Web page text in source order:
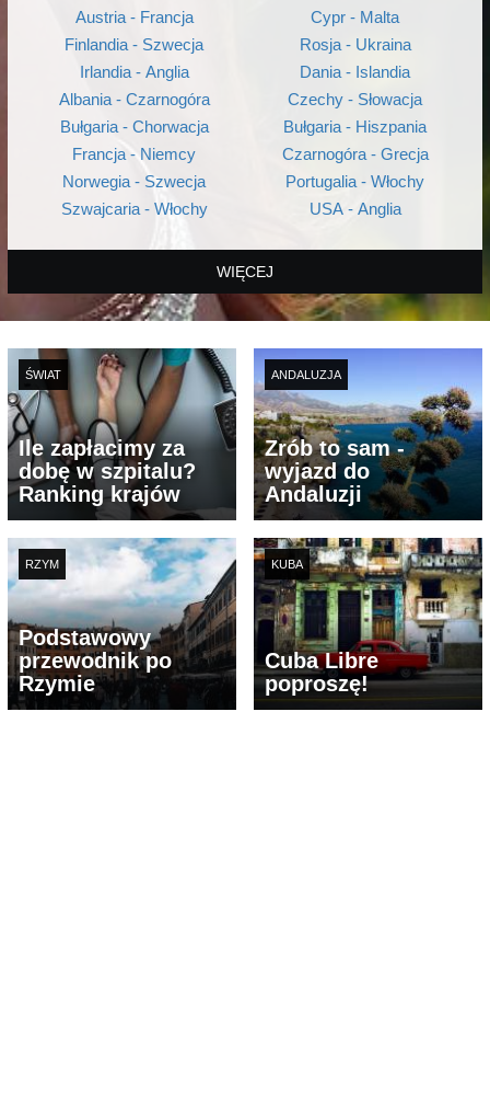
Austria - Francja
Finlandia - Szwecja
Irlandia - Anglia
Albania - Czarnogóra
Bułgaria - Chorwacja
Francja - Niemcy
Norwegia - Szwecja
Szwajcaria - Włochy
Cypr - Malta
Rosja - Ukraina
Dania - Islandia
Czechy - Słowacja
Bułgaria - Hiszpania
Czarnogóra - Grecja
Portugalia - Włochy
USA - Anglia
WIĘCEJ
ŚWIAT
Ile zapłacimy za
dobę w szpitalu?
Ranking krajów
ANDALUZJA
Zrób to sam -
wyjazd do
Andaluzji
RZYM
Podstawowy
przewodnik po
Rzymie
KUBA
Cuba Libre
poproszę!